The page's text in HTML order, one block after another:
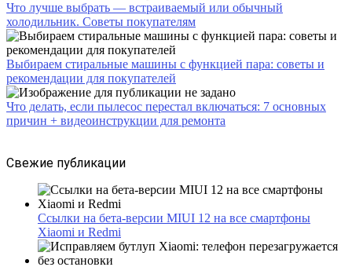
Что лучше выбрать — встраиваемый или обычный
холодильник. Советы покупателям
Выбираем стиральные машины с функцией пара: советы и
рекомендации для покупателей
Что делать, если пылесос перестал включаться: 7 основных
причин + видеоинструкции для ремонта
Свежие публикации
Ссылки на бета-версии MIUI 12 на все смартфоны
Xiaomi и Redmi